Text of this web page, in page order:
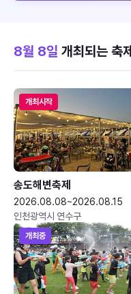
8월 8일 개최되는 축
개최시작
송도해변축제
2026.08.08~2026.08.15
인천광역시 연수구
개최중